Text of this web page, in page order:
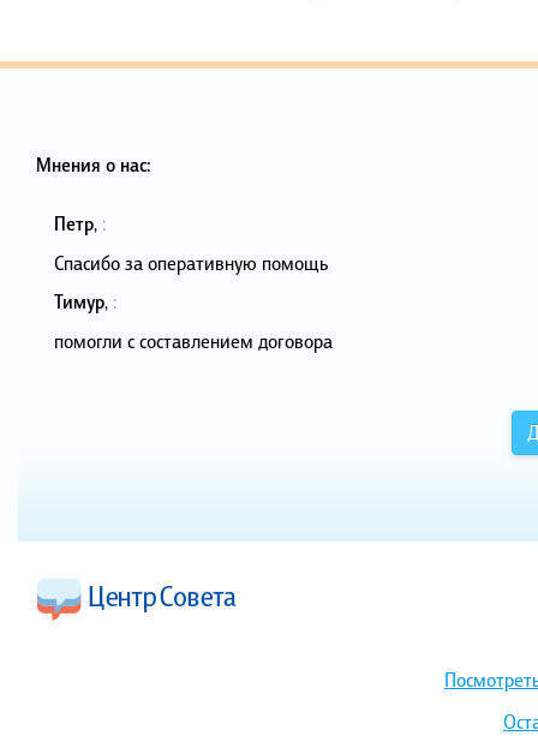
Мнения о нас:
Петр, :
Спасибо за оперативную помощь
Тимур, :
помогли с составлением договора